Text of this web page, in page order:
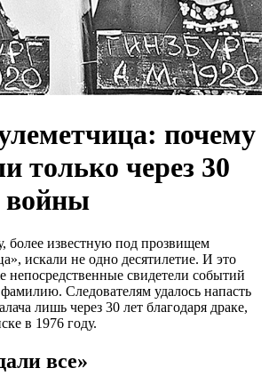
почему
только через 30
войны
более известную под прозвищем
искали не одно десятилетие. И это
непосредственные свидетели событий
Следователям удалось напасть
лишь через 30 лет благодаря драке,
в 1976 году.
все»